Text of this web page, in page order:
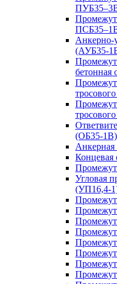
Анкерно-
(АУБ35-
(ОБ35-1В)
Концевая
Угловая
(УП16,4-